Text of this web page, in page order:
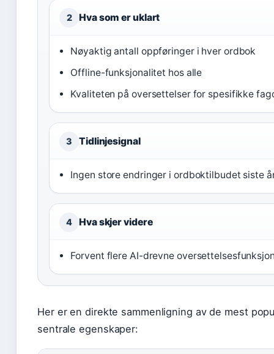
2 Hva som er uklart
Nøyaktig antall oppføringer i hver ordbok
Offline-funksjonalitet hos alle
Kvaliteten på oversettelser for spesifikke
3 Tidlinjesignal
Ingen store endringer i ordboktilbudet siste
4 Hva skjer videre
Forvent flere AI-drevne
Her er en direkte sammenligning av de mest
sentrale egenskaper: